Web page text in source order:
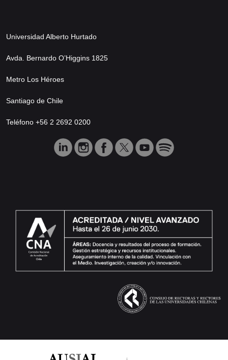
Universidad Alberto Hurtado
Avda. Bernardo O’Higgins 1825
Metro Los Héroes
Santiago de Chile
Teléfono +56 2 2692 0200